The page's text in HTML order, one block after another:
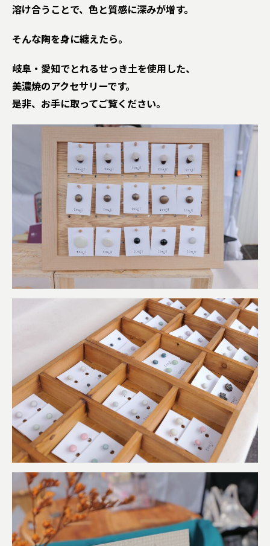
溶け合うことで、色と質感に深みが増す。
そんな陶を身に纏えたら。
岐阜・愛知でとれるせっき土を使用した、
美濃焼のアクセサリーです。
是非、お手に取ってご覧ください。